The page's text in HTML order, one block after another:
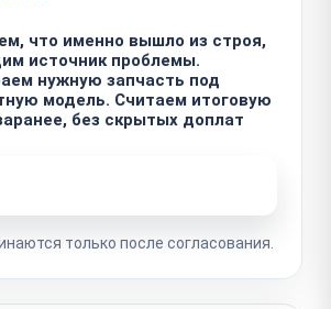
что именно вышло из строя,
источник проблемы.
нужную запчасть под
модель. Считаем итоговую
без скрытых доплат
только после согласования.